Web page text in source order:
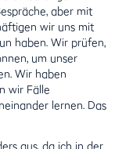
aber mit
wir uns mit
haben. Wir prüfen,
um unser
Wir haben
wir Fälle
lernen. Das
aus, da ich in der